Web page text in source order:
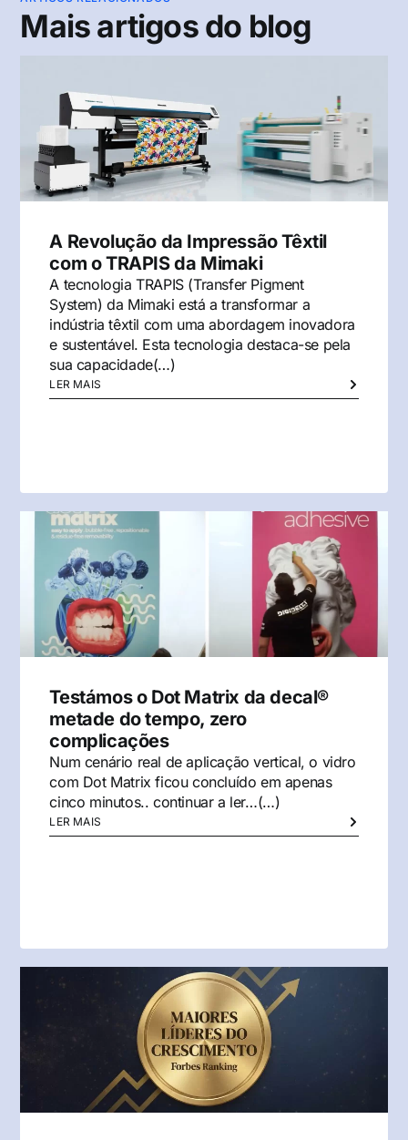
Mais artigos do blog
A Revolução da Impressão Têxtil
com o TRAPIS da Mimaki
A tecnologia TRAPIS (Transfer Pigment
System) da Mimaki está a transformar a
indústria têxtil com uma abordagem inovadora
e sustentável. Esta tecnologia destaca-se pela
sua capacidade(…)
LER MAIS
Testámos o Dot Matrix da decal®
metade do tempo, zero
complicações
Num cenário real de aplicação vertical, o vidro
com Dot Matrix ficou concluído em apenas
cinco minutos.. continuar a ler…(…)
LER MAIS